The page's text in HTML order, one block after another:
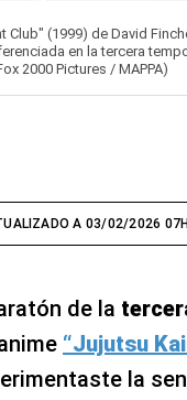
Club" (1999) de David
en la tercera
2000 Pictures / MAPPA)
A 03/02/2026
de la
“Jujutsu
la